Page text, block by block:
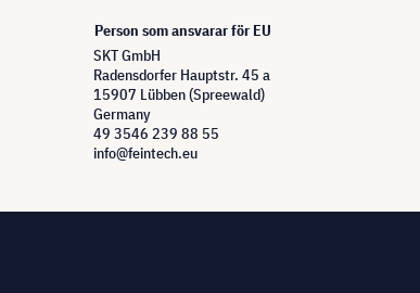
Person som ansvarar för EU
SKT GmbH
Radensdorfer Hauptstr. 45 a
15907 Lübben (Spreewald)
Germany
49 3546 239 88 55
info@feintech.eu